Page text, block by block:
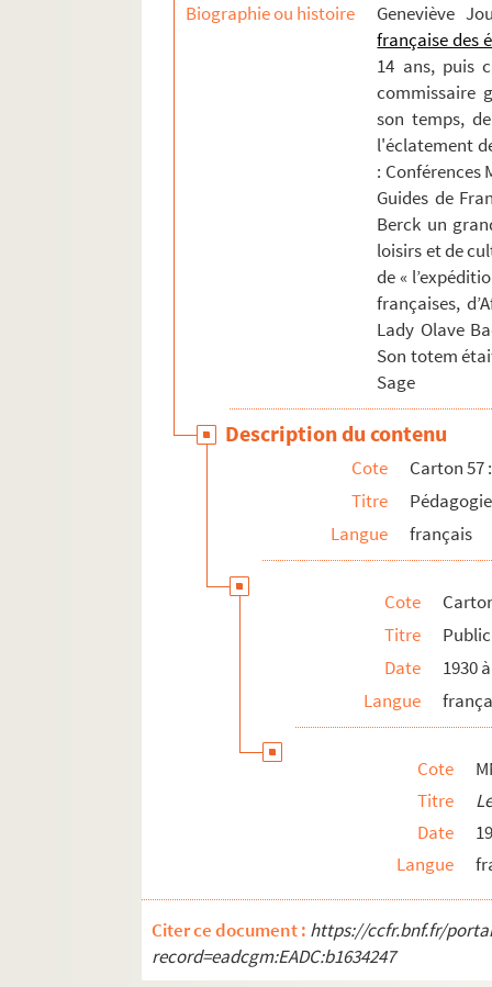
Carton 68 : MNH MNJ MNN MNP.
Carton 69 : MNQ. Correspondance
Cartons 70 à 79. Fonds Muriel Glogg-Sage
Biographie ou histoire
Geneviève
française des
14 ans, puis
commissaire
son temps,
l'éclatement
: Conférences
Guides de
Berck un
loisirs et de
de «
françaises,
Lady Olave
Son totem
Sage
Description du contenu
Cote
Carton 57
Titre
Langue
français
Cote
Titre
Date
1930
Langue
Cote
Titre
Date
Langue
Citer ce document : https://ccfr.bnf.fr/
record=eadcgm:EADC:b1634247